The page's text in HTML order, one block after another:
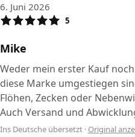
6. Juni 2026
5
Mike
Weder mein erster Kauf
diese Marke umgestiegen
Flöhen, Zecken oder
Auch Versand und
Ins Deutsche übersetzt · Original